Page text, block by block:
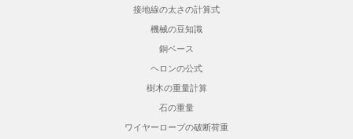
接地線の太さの計算式
機械の豆知識
銅ベース
ヘロンの公式
樹木の重量計算
石の重量
ワイヤーロープの破断荷重